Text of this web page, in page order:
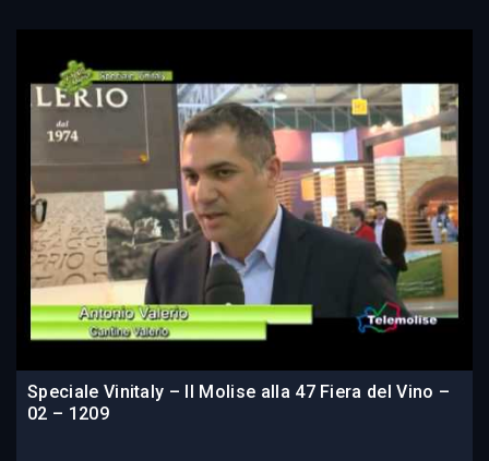
Speciale Vinitaly – Il Molise alla 47 Fiera del Vino –
02 – 1209